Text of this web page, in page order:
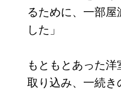
るために、一部
した」
もともとあった
取り込み、一続き